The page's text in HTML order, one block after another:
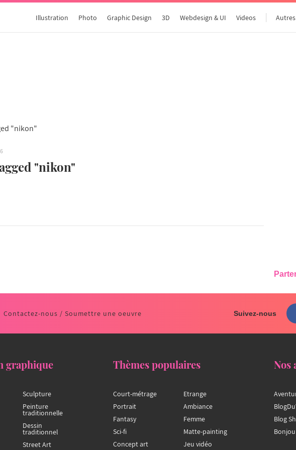
Illustration Photo Graphic Design 3D Webdesign & UI Videos Autres
"nikon"
Contactez-nous / Soumettre une oeuvre Suivez-nous
graphique
Sculpture
Peinture
traditionnelle
Dessin
traditionnel
Street Art
Thèmes populaires
Court-métrage
Portrait
Fantasy
Sci-fi
Concept art
Etrange
Ambiance
Femme
Matte-painting
Jeu vidéo
Nos
Blog